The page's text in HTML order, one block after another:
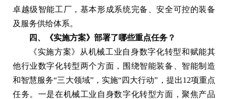
卓越级智能工厂，基本形成系统完备、安全可控的装备
及服务供给体系。
四、《实施方案》部署了哪些重点任务？
《实施方案》从机械工业自身数字化转型和赋能其
他行业数字化转型两个方面，围绕智能装备、智能制造
和智慧服务“三大领域”，实施“四大行动”，提出12项重点
任务。一是在机械工业自身数字化转型方面，聚焦产品